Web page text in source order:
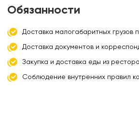
Обязанности
Доставка малогабаритных грузов
Доставка документов и
Закупка и доставка еды из
Соблюдение внутренних правил